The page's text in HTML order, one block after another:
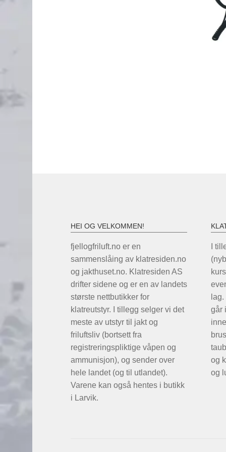
HEI OG VELKOMMEN!
fjellogfriluft.no er en
sammenslåing av klatresiden.no
og jakthuset.no. Klatresiden AS
drifter sidene og er en av landets
største nettbutikker for
klatreutstyr. I tillegg selger vi det
meste av utstyr til jakt og
friluftsliv (bortsett fra
registreringspliktige våpen og
ammunisjon), og sender over
hele landet (og til utlandet).
Varene kan også hentes i butikk
i Larvik.
I
går
og
og